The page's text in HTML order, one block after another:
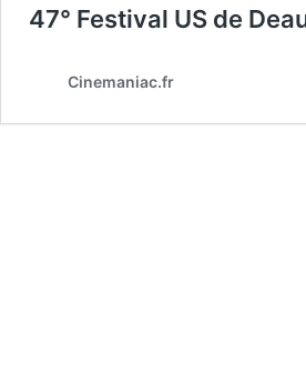
47° Festival US de
Cinemaniac.fr